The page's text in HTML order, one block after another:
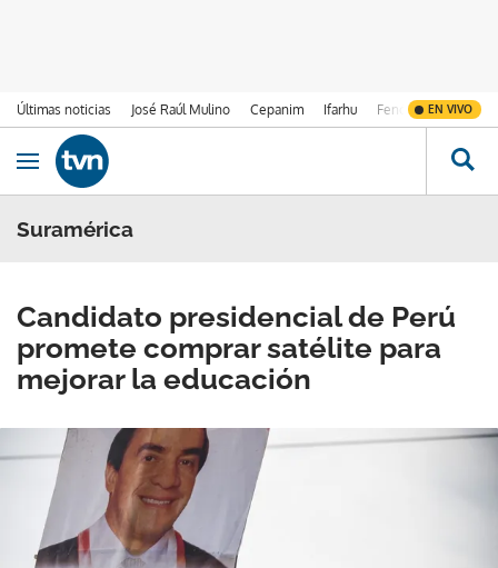
Últimas noticias José Raúl Mulino Cepanim Ifarhu Fenómeno de El
EN VIVO
Ir al contenido
Obrir navegació
Suramérica
Candidato presidencial de Perú
promete comprar satélite para
mejorar la educación